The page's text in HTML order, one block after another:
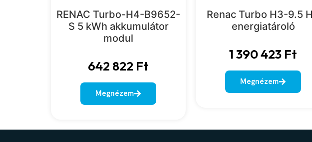
RENAC Turbo-H4-B9652-
S 5 kWh akkumulátor
modul
642 822 Ft
Megnézem
Renac Turbo H3-9.5
energiatároló
1 390 423 Ft
Megnézem